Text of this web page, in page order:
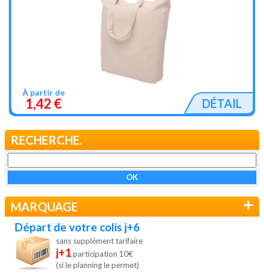
À partir de
1,42 € DÉTAIL
RECHERCHE.
+
MARQUAGE
Départ de votre colis j+6
sans supplément tarifaire
j+1participation 10€
(si le planning le permet)